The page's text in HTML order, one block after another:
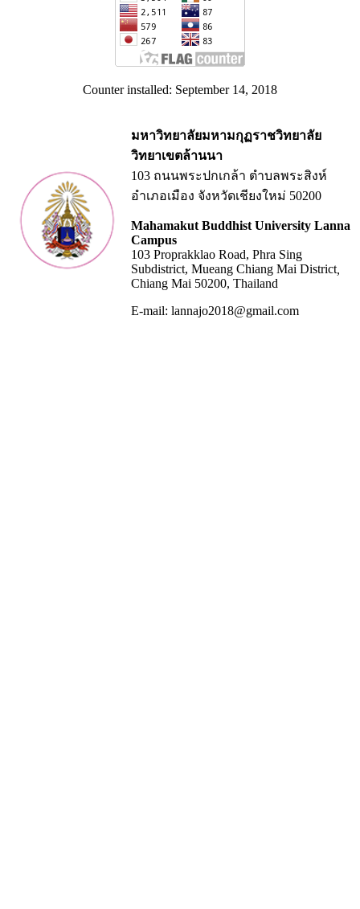
Counter installed: September 14, 2018
มหาวิทยาลัยมหามกุฏราชวิทยาลัย
วิทยาเขตล้านนา
103 ถนนพระปกเกล้า ตำบลพระสิงห์
อำเภอเมือง จังหวัดเชียงใหม่ 50200
Mahamakut Buddhist University Lanna
Campus
103 Proprakklao Road, Phra Sing
Subdistrict, Mueang Chiang Mai District
Chiang Mai 50200, Thailand
E-mail: lannajo2018@gmail.com